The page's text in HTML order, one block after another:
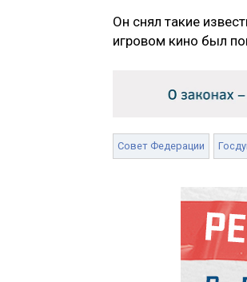
Он снял такие
игровом кино был
Совет Федерации